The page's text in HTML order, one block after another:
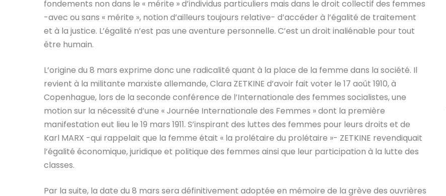
fondements non dans le « mérite » d’individus particuliers mais dans le droit collectif des femmes
-avec ou sans « mérite », notion d’ailleurs toujours relative- d’accéder à l’égalité de traitement
et à la justice. L’égalité n’est pas une aventure personnelle. C’est un droit inaliénable pour tout
être humain.
L’origine du 8 mars exprime donc une radicalité quant à la place de la femme dans la société. Il
revient à la militante marxiste allemande, Clara ZETKINE d’avoir fait voter le 17 août 1910, à
Copenhague, lors de la seconde conférence de l’Internationale des femmes socialistes, une
motion sur la nécessité d’une « Journée Internationale des Femmes » dont la première
manifestation eut lieu le 19 mars 1911. S’inspirant des luttes des femmes pour leurs droits et de
Karl MARX -qui rappelait que la femme était « la prolétaire du prolétaire »- ZETKINE revendiquait
l’égalité économique, juridique et politique des femmes ainsi que leur participation à la lutte des
classes.
Par la suite, la date du 8 mars sera définitivement adoptée en mémoire de la grève des ouvrières